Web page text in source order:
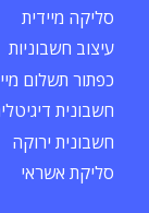
סליקה מיידית
עיצוב חשבוניות
כפתור תשלום
חשבונית
חשבונית ירוקה
סליקת אשראי